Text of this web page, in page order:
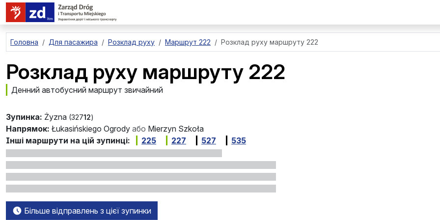
перейти до основного вмісту
Головна Для пасажира Розклад руху Маршрут 222 Розклад руху маршруту 222
Розклад руху маршруту 222
Денний автобусний маршрут звичайний
Зупинка: Żyzna (32712)
Напрямок: Łukasińskiego Ogrody або Mierzyn Szkoła
Інші маршрути на цій зупинці:
225 227 527 535
Більше відправлень з цієї зупинки